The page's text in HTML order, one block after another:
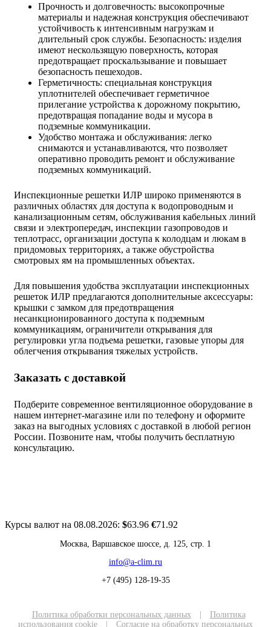
Прочность и долговечность: высокопрочные
материалы и надежная конструкция обеспечивают
устойчивость к интенсивным нагрузкам и
длительный срок службы. Безопасность: изделия
имеют нескользящую поверхность, которая
предотвращает проскальзывание и повышает
безопасность пешеходов.
Герметичность: специальная конструкция
уплотнителей обеспечивает герметичное
прилегание устройства к дорожному покрытию,
предотвращая попадание воды и мусора в
подземные коммуникации.
Удобство монтажа и обслуживания: легко
снимаются и устанавливаются, что позволяет
оперативно проводить ремонт и обслуживание
подземных коммуникаций.
Инспекционные решетки ИЛР широко применяются в
различных областях для доступа к водопроводным и
канализационным сетям, обслуживания кабельных линий
связи и электропередач, инспекции газопроводов и
теплотрасс, организации доступа к колодцам и люкам в
придомовых территориях, а также обустройства
смотровых ям на промышленных объектах.
Для повышения удобства эксплуатации инспекционных
решеток ИЛР предлагаются дополнительные аксессуары:
крышки с замком для предотвращения
несанкционированного доступа к подземным
коммуникациям, ограничители открывания для
регулировки угла подъема решетки, газовые упоры для
облегчения открывания тяжелых устройств.
Заказать с доставкой
Подберите современное вентиляционное оборудование в
нашем интернет-магазине или по телефону и оформите
заказ на выгодных условиях с доставкой в любой регион
России. Позвоните нам, чтобы получить бесплатную
консультацию.
Курсы валют на 08.08.2026: $63.96 €71.92
Москва, Варшавское шоссе, д. 125, стр. 1
info@a-clim.ru
+7 (495) 128-19-35
Политика обработки персональных данных
Политика
использования cookie
Согласие на обработку персональных